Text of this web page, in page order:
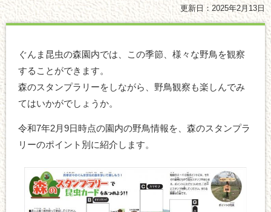
更新日：2025年2月13日
ぐんま昆虫の森園内では、この季節、様々な野鳥を観察
することができます。
森のスタンプラリーをしながら、野鳥観察も楽しんでみ
てはいかがでしょうか。
令和7年2月9日時点の園内の野鳥情報を、森のスタンプラ
リーのポイント別に紹介します。